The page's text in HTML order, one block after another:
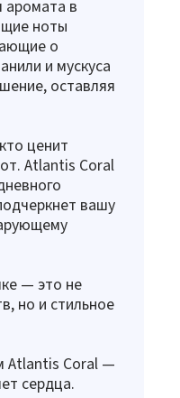
аромата в
ноты
о
и мускуса
оставляя
ценит
Atlantis Coral
вашу
— это не
но и стильное
Atlantis Coral —
сердца.